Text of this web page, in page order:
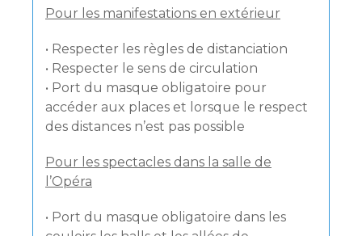
Pour les manifestations en extérieur
• Respecter les règles de distanciation
• Respecter le sens de circulation
• Port du masque obligatoire pour
accéder aux places et lorsque le respect
des distances n’est pas possible
Pour les spectacles dans la salle de
l’Opéra
• Port du masque obligatoire dans les